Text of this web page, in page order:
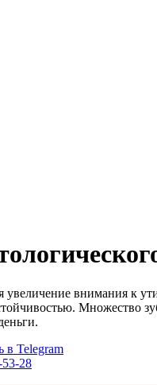
увеличение внимания к
Множество
в Telegram
28